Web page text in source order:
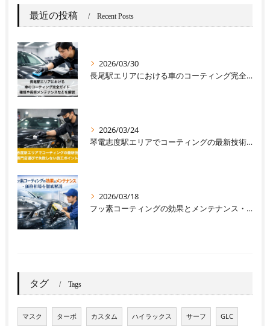
最近の投稿 Recent Posts
2026/03/30
長尾駅エリアにおける車のコーティング完全ガイド｜種類や長期メンテナンスなどを解説
2026/03/24
琴電志度駅エリアでコーティングの最新技術と専門店選びで失敗しない施工ポイント
2026/03/18
フッ素コーティングの効果とメンテナンス・価格相場を徹底解説
タグ Tags
マスク ターボ カスタム ハイラックス サーフ GLC